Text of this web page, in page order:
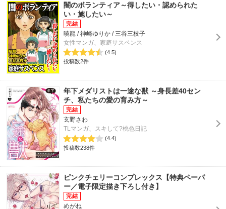
闇のボランティア～得したい・認められた
い・施したい～
暁龍 / 神崎ゆりか / 三谷三枝子
女性マンガ、家庭サスペンス
(4.5)
投稿数2件
年下メダリストは一途な獣 ～身長差40セン
チ、私たちの愛の育み方～
玄野さわ
TLマンガ、スキして?桃色日記
(4.4)
投稿数238件
ピンクチェリーコンプレックス【特典ペーパ
ー／電子限定描き下ろし付き】
めがね